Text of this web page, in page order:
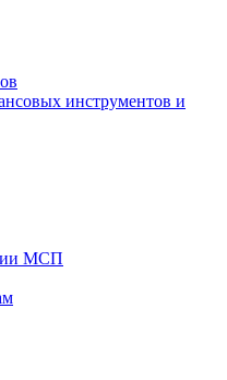
инструментов и
МСП